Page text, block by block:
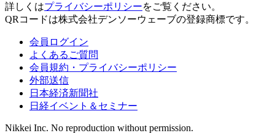
詳しくはプライバシーポリシーをご覧ください。
QRコードは株式会社デンソーウェーブの登録商標です。
会員ログイン
よくあるご質問
会員規約・プライバシーポリシー
外部送信
日本経済新聞社
日経イベント＆セミナー
Nikkei Inc. No reproduction without permission.